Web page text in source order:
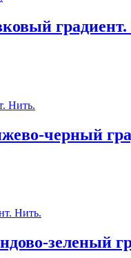
черный
зеленый